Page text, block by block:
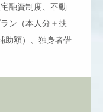
融資制度、不動
ン（本人分＋扶
助額）、独身者借